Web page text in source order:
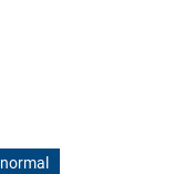
normal